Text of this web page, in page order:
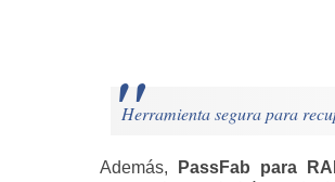
Herramienta segura para
Además, PassFab para